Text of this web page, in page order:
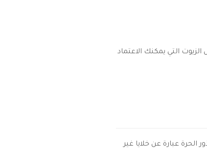
التي يمكنك الاعتماد
عبارة عن خلايا غير